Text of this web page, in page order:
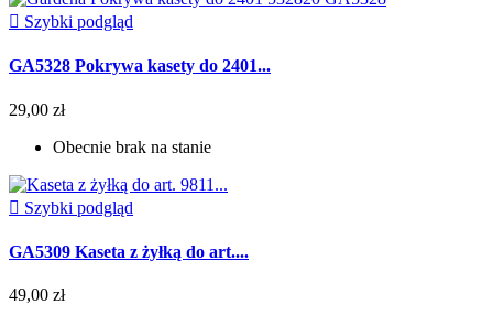
 Szybki podgląd
GA5328 Pokrywa kasety do 2401...
29,00 zł
Obecnie brak na stanie
 Szybki podgląd
GA5309 Kaseta z żyłką do art....
49,00 zł